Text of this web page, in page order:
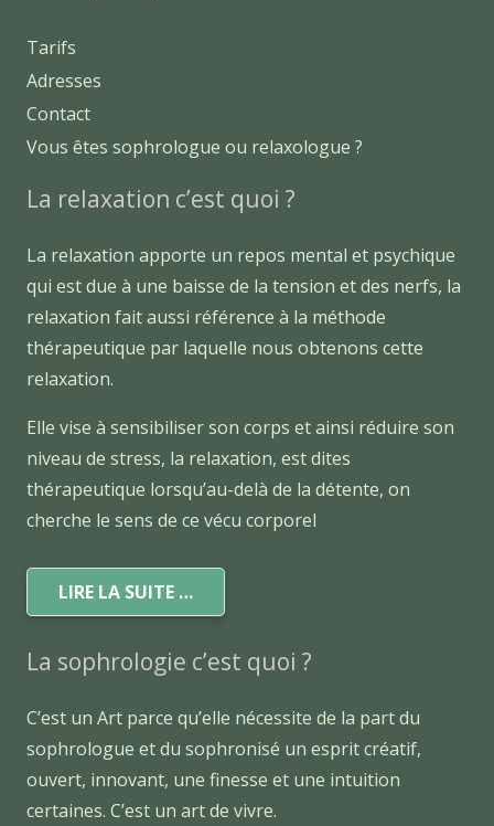
Tarifs
Adresses
Contact
Vous êtes sophrologue ou relaxologue ?
La relaxation c’est quoi ?
La relaxation apporte un repos mental et psychique
qui est due à une baisse de la tension et des nerfs, la
relaxation fait aussi référence à la méthode
thérapeutique par laquelle nous obtenons cette
relaxation.
Elle vise à sensibiliser son corps et ainsi réduire son
niveau de stress, la relaxation, est dites
thérapeutique lorsqu’au-delà de la détente, on
cherche le sens de ce vécu corporel
LIRE LA SUITE …
La sophrologie c’est quoi ?
C’est un Art parce qu’elle nécessite de la part du
sophrologue et du sophronisé un esprit créatif,
ouvert, innovant, une finesse et une intuition
certaines. C’est un art de vivre.